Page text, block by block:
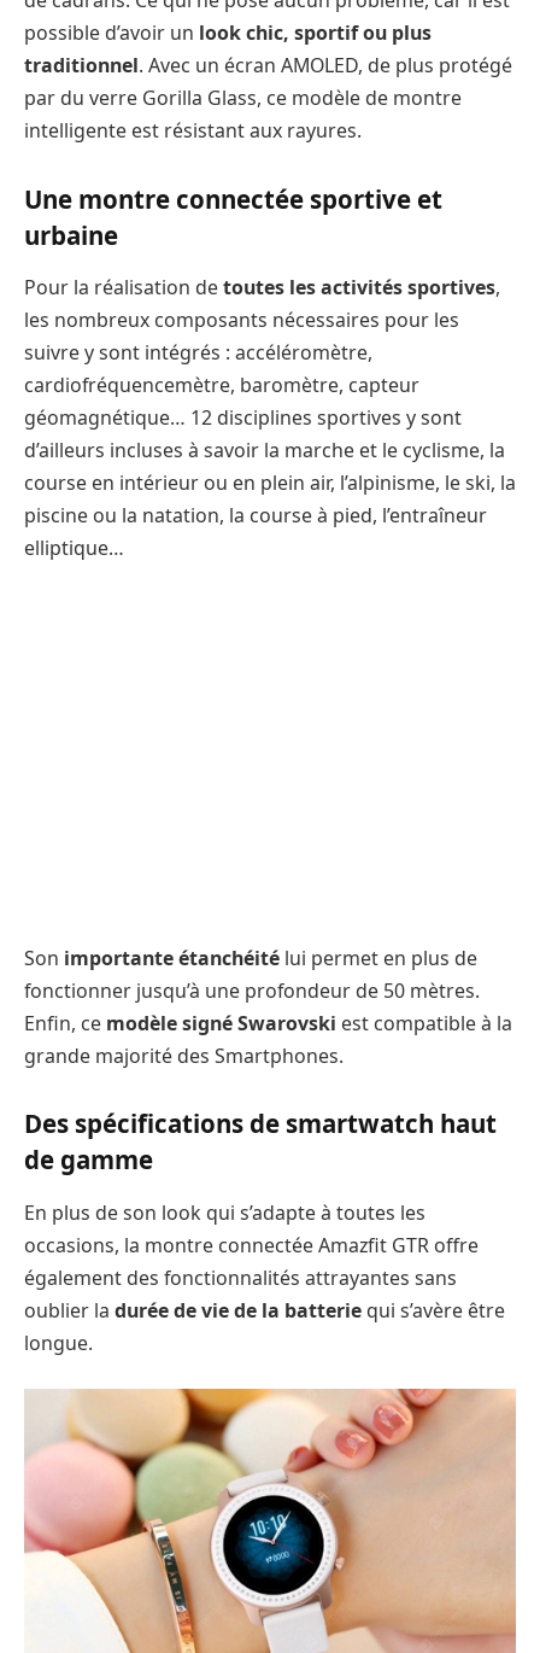
possible d’avoir un look chic, sportif ou plus
traditionnel. Avec un écran AMOLED, de plus protégé
par du verre Gorilla Glass, ce modèle de montre
intelligente est résistant aux rayures.
Une montre connectée sportive et
urbaine
Pour la réalisation detoutes les activités sportives,
les nombreux composants nécessaires pour les
suivre y sont intégrés : accéléromètre,
cardiofréquencemètre, baromètre, capteur
géomagnétique… 12 disciplines sportives y sont
d’ailleurs incluses à savoir la marche et le cyclisme, la
course en intérieur ou en plein air, l’alpinisme, le ski, la
piscine ou la natation, la course à pied, l’entraîneur
elliptique…
Son importante étanchéité lui permet en plus de
fonctionner jusqu’à une profondeur de 50 mètres.
Enfin, ce modèle signé Swarovski est compatible à la
grande majorité des Smartphones.
Des spécifications de smartwatch haut
de gamme
En plus de son look qui s’adapte à toutes les
occasions, la montre connectée Amazfit GTR offre
également des fonctionnalités attrayantes sans
oublier la durée de vie de la batterie qui s’avère être
longue.